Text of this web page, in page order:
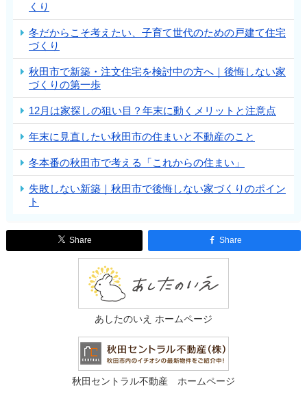
くり
冬だからこそ考えたい、子育て世代のための戸建て住宅
づくり
秋田市で新築・注文住宅を検討中の方へ｜後悔しない家
づくりの第一歩
12月は家探しの狙い目？年末に動くメリットと注意点
年末に見直したい秋田市の住まいと不動産のこと
冬本番の秋田市で考える「これからの住まい」
失敗しない新築｜秋田市で後悔しない家づくりのポイン
ト
Share Share
あしたのいえ ホームページ
秋田セントラル不動産 ホームページ